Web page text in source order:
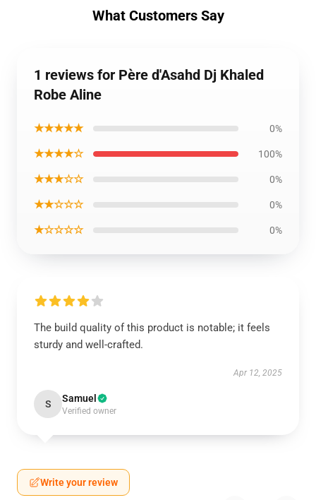
What Customers Say
1 reviews for Père d'Asahd Dj Khaled
Robe Aline
★★★★★ 0%
★★★★☆ 100%
★★★☆☆ 0%
★★☆☆☆ 0%
★☆☆☆☆ 0%
The build quality of this product is notable; it feels
sturdy and well-crafted.
Apr 12, 2025
S Samuel
Verified owner
Write your review